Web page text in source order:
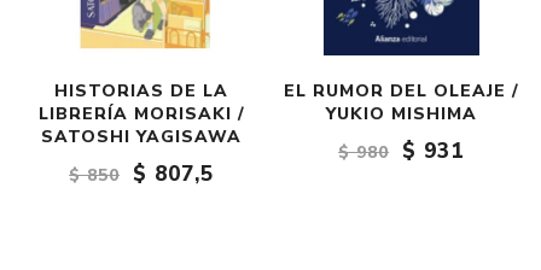
HISTORIAS DE LA
LIBRERÍA MORISAKI /
SATOSHI YAGISAWA
$ 850
$ 807,5
EL RUMOR DEL OLEAJE /
YUKIO MISHIMA
$ 980
$ 931